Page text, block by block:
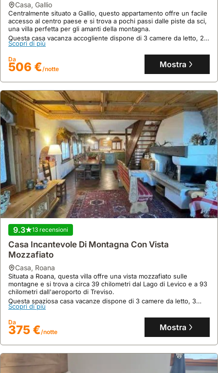
casa, Gallio
Centralmente situato a Gallio, questo appartamento offre un facile
accesso al centro paese e si trova a pochi passi dalle piste da sci,
una villa perfetta per gli amanti della montagna.
Questa casa vacanza accogliente dispone di 3 camere da letto, 2
bagni, una cucina completamente attrezzata e un giardino,
Scopri di più
Da
506 €/notte Mostra
9.3 13 recensioni
Casa Incantevole Di Montagna Con Vista
Mozzafiato
casa, Roana
Situata a Roana, questa villa offre una vista mozzafiato sulle
montagne e si trova a circa 39 chilometri dal Lago di Levico e a 93
chilometri dall'aeroporto di Treviso.
Questa spaziosa casa vacanze dispone di 3 camere da letto, 3
bagni, una cucina attrezzata e una terrazza, ideale per ospitare
fino a 11 persone in un ambiente accogliente con camino.
Scopri di più
Da
375 €/notte Mostra